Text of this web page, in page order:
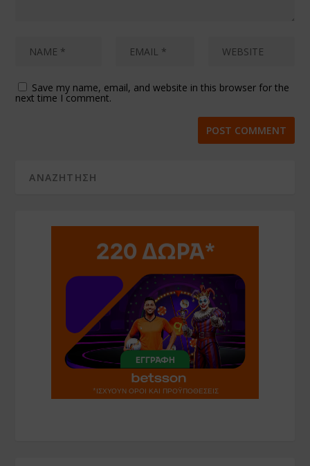
Save my name, email, and website in this browser for the
next time I comment.